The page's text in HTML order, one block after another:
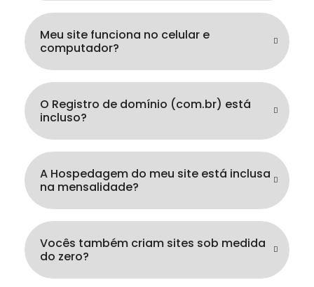
Meu site funciona no celular e
computador?
O Registro de domínio (com.br) está
incluso?
A Hospedagem do meu site está inclusa
na mensalidade?
Vocês também criam sites sob medida
do zero?